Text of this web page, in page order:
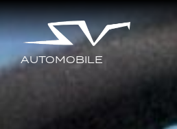
AUTOMOBILE